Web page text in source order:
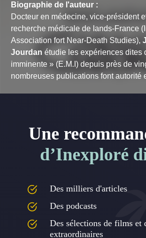
Biographie de l'auteur :
Docteur en médecine, vice-président
recherche médicale de Iands-France
Association fort Near-Death Studies),
Jourdan étudie les expériences dites
imminente » (E.M.I) depuis près de
nombreuses publications font autorité
Une
d’Inexploré
Des milliers d'articles
Des podcasts
Des sélections de films et
extraordinaires